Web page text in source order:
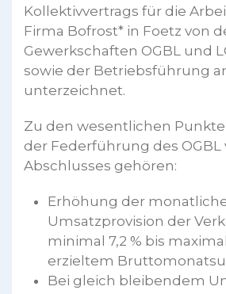
Kollektivvertrags für die
Firma Bofrost* in Foetz von
Gewerkschaften OGBL und
sowie der Betriebsführung
unterzeichnet.
Zu den wesentlichen
der Federführung des
Abschlusses gehören:
Erhöhung der
Umsatzprovision der
minimal 7,2 % bis
erzieltem
Bei gleich bleibendem